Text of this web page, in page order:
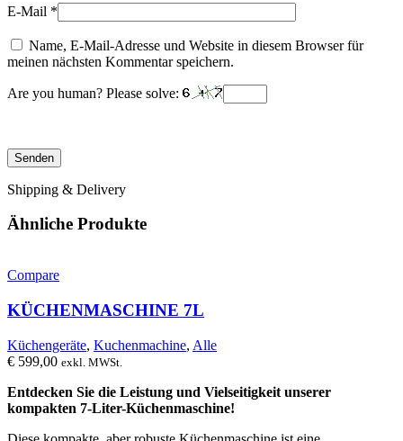
E-Mail *
Name, E-Mail-Adresse und Website in diesem Browser für
meinen nächsten Kommentar speichern.
Are you human? Please solve:
Shipping & Delivery
Ähnliche Produkte
Compare
KÜCHENMASCHINE 7L
Küchengeräte, Kuchenmachine, Alle
€ 599,00 exkl. MWSt.
Entdecken Sie die Leistung und Vielseitigkeit unserer
kompakten 7-Liter-Küchenmaschine!